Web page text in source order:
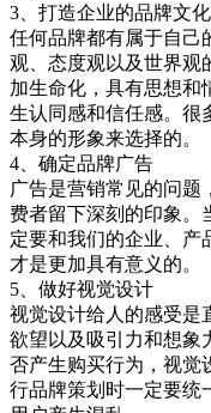
3、打造企业的品牌文化
任何品牌都有属于自己
观、态度观以及世界观
加生命化，具有思想和
生认同感和信任感。很
本身的形象来选择的。
4、确定品牌广告
广告是营销常见的问题
费者留下深刻的印象。
定要和我们的企业、产
才是更加具有意义的。
5、做好视觉设计
视觉设计给人的感受是
欲望以及吸引力和想象
否产生购买行为，视觉
行品牌策划时一定要统